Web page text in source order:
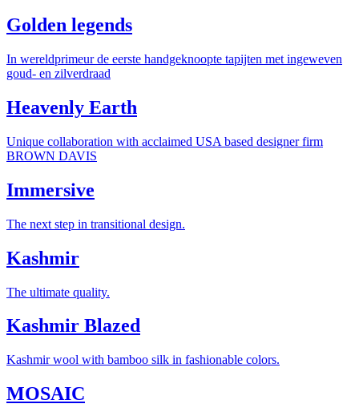
Golden legends
In wereldprimeur de eerste handgeknoopte tapijten met ingeweven
goud- en zilverdraad
Heavenly Earth
Unique collaboration with acclaimed USA based designer firm
BROWN DAVIS
Immersive
The next step in transitional design.
Kashmir
The ultimate quality.
Kashmir Blazed
Kashmir wool with bamboo silk in fashionable colors.
MOSAIC